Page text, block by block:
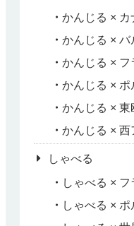
かんじる × カ
かんじる × バ
かんじる × フ
かんじる × ポ
かんじる × 東
かんじる × 西
しゃべる
しゃべる ×
しゃべる ×